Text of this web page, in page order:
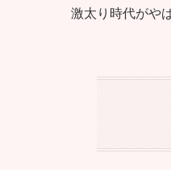
激太り時代がや